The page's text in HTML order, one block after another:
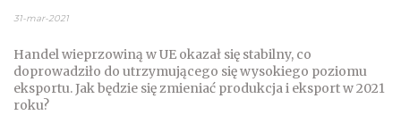
31-mar-2021
Handel wieprzowiną w UE okazał się stabilny, co
doprowadziło do utrzymującego się wysokiego poziomu
eksportu. Jak będzie się zmieniać produkcja i eksport w 2021
roku?